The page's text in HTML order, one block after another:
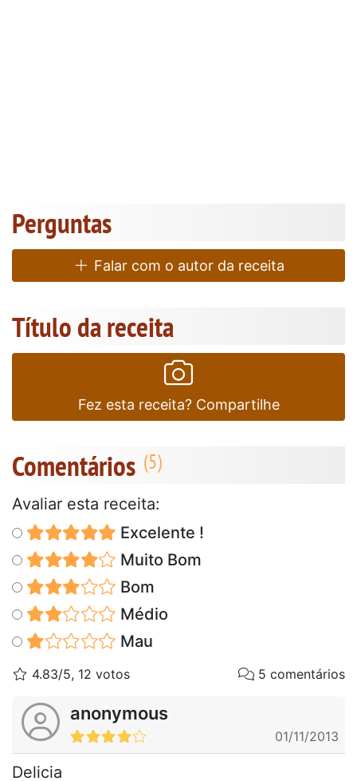
Perguntas
Falar com o autor da receita
Título da receita
Fez esta receita? Compartilhe
Comentários
Avaliar esta receita:
Excelente !
Muito Bom
Bom
Médio
Mau
4.83/5, 12 votos 5 comentários
anonymous
01/11/2013
Delicia